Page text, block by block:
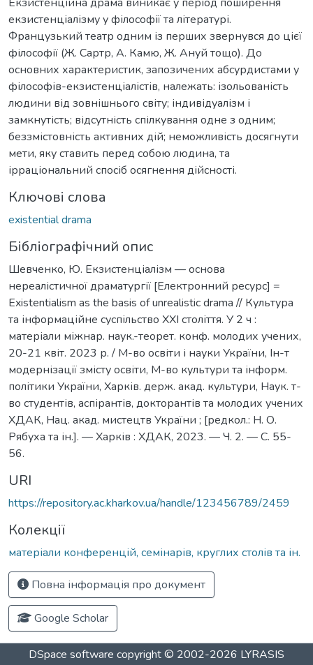
екзистенціалізму у філософії та літературі.
Французький театр одним із перших звернувся до цієї
філософії (Ж. Сартр, А. Камю, Ж. Ануй тощо). До
основних характеристик, запозичених абсурдистами у
філософів-екзистенціалістів, належать: ізольованість
людини від зовнішнього світу; індивідуалізм і
замкнутість; відсутність спілкування одне з одним;
беззмістовність активних дій; неможливість досягнути
мети, яку ставить перед собою людина, та
ірраціональний спосіб осягнення дійсності.
Ключові слова
existential drama
Бібліографічний опис
Шевченко, Ю. Екзистенціалізм — основа
нереалістичної драматургії [Електронний ресурс] =
Existentialism as the basis of unrealistic drama // Культура
та інформаційне суспільство ХХІ століття. У 2 ч :
матеріали міжнар. наук.-теорет. конф. молодих учених,
20-21 квіт. 2023 р. / М-во освіти і науки України, Ін-т
модернізації змісту освіти, М-во культури та інформ.
політики України, Харків. держ. акад. культури, Наук. т-
во студентів, аспірантів, докторантів та молодих учених
ХДАК, Нац. акад. мистецтв України ; [редкол.: Н. О.
Рябуха та ін.]. — Харків : ХДАК, 2023. — Ч. 2. — С. 55-
56.
URI
https://repository.ac.kharkov.ua/handle/123456789/2459
Колекції
матеріали конференцій, семінарів, круглих столів та ін.
Повна інформація про документ
Google Scholar
DSpace software copyright © 2002-2026 LYRASIS